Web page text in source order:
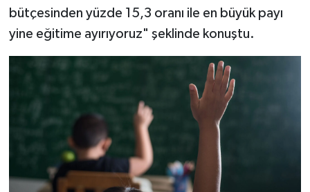
bütçesinden yüzde 15,3 oranı ile en büyük payı
yine eğitime ayırıyoruz" şeklinde konuştu.